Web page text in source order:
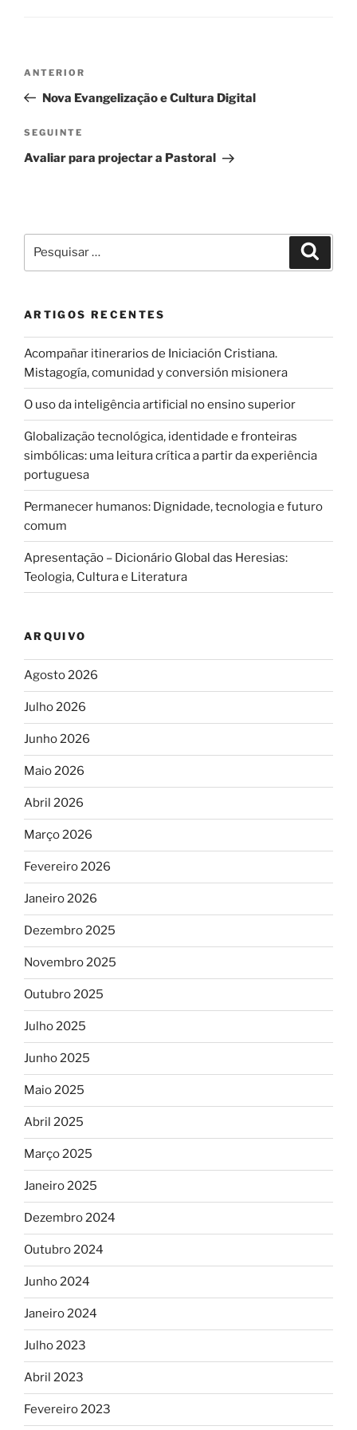
artigos
Conteúdo
anterior
ANTERIOR
Nova Evangelização e Cultura Digital
Conteúdo
seguinte
SEGUINTE
Avaliar para projectar a Pastoral
por:
ARTIGOS RECENTES
Acompañar itinerarios de Iniciación Cristiana.
Mistagogía, comunidad y conversión misionera
O uso da inteligência artificial no ensino superior
Globalização tecnológica, identidade e fronteiras
simbólicas: uma leitura crítica a partir da experiência
portuguesa
Permanecer humanos: Dignidade, tecnologia e futuro
comum
Apresentação – Dicionário Global das Heresias:
Teologia, Cultura e Literatura
ARQUIVO
Agosto 2026
Julho 2026
Junho 2026
Maio 2026
Abril 2026
Março 2026
Fevereiro 2026
Janeiro 2026
Dezembro 2025
Novembro 2025
Outubro 2025
Julho 2025
Junho 2025
Maio 2025
Abril 2025
Março 2025
Janeiro 2025
Dezembro 2024
Outubro 2024
Junho 2024
Janeiro 2024
Julho 2023
Abril 2023
Fevereiro 2023